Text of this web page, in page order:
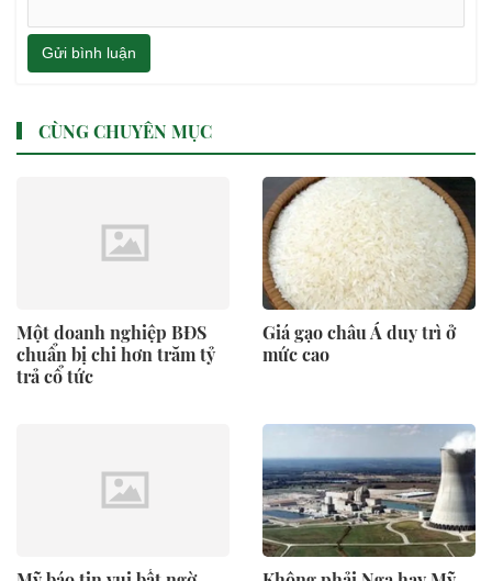
Gửi bình luận
CÙNG CHUYÊN MỤC
Một doanh nghiệp BĐS
chuẩn bị chi hơn trăm tỷ
trả cổ tức
Giá gạo châu Á duy trì ở
mức cao